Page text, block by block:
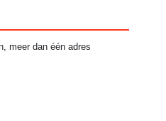
meer dan één adres